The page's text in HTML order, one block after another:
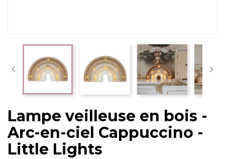
 
Lampe veilleuse en bois -
Arc-en-ciel Cappuccino -
Little Lights